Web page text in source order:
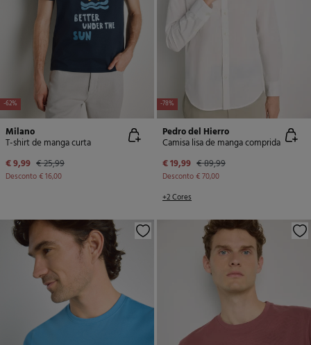
-62%
Milano
T-shirt de manga curta
€ 9,99 € 25,99
Desconto€ 16,00
-78%
Pedro del Hierro
Camisa lisa de manga comprida
€ 19,99 € 89,99
Desconto€ 70,00
+2 Cores